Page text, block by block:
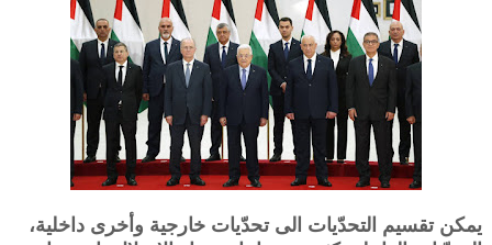
يمكن تقسيم التحدّيات الى تحدّيات خارجية وأخرى داخلية،